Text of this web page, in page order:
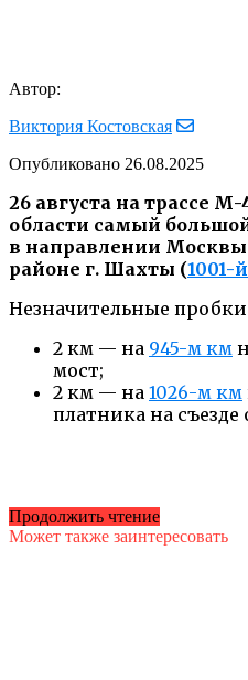
Автор:
Виктория Костовская
Опубликовано 26.08.2025
26 августа на трассе
области самый
в направлении
районе г. Шахты (1001-
Незначительные
2 км — на 945-м км
мост;
2 км — на 1026-м км
платника на съезде
Продолжить чтение
Может также заинтересовать